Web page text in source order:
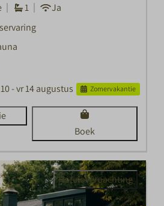
1
Ja
- vr 14 augustus
Zomervakantie
Boek
Hotelovernachting